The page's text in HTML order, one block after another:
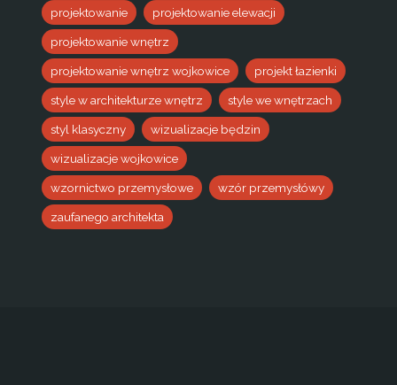
projektowanie projektowanie elewacji
projektowanie wnętrz
projektowanie wnętrz wojkowice projekt łazienki
style w architekturze wnętrz style we wnętrzach
styl klasyczny wizualizacje będzin
wizualizacje wojkowice
wzornictwo przemysłowe wzór przemysłówy
zaufanego architekta